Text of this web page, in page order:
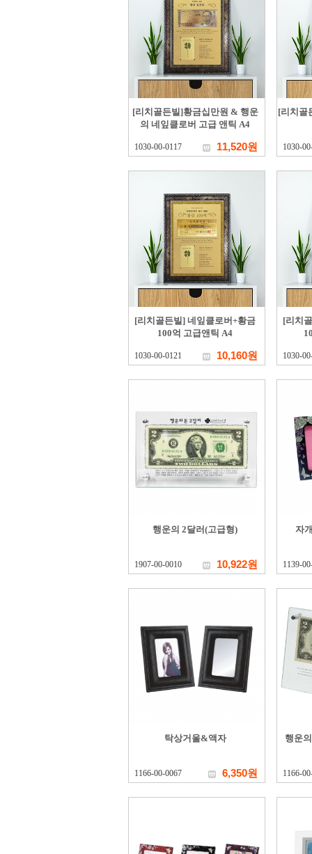
[리치골든빌]황금십만원 & 행운
의 네잎클로버 고급 앤틱 A4
1030-00-0117 11,520원
[리치골
1030-
[리치골든빌] 네잎클로버+황금
100억 고급앤틱 A4
1030-00-0121 10,160원
[리치
1030-
행운의 2달러(고급형)
1907-00-0010 10,922원
자
1139-
탁상거울&액자
1166-00-0067 6,350원
행운
1166-